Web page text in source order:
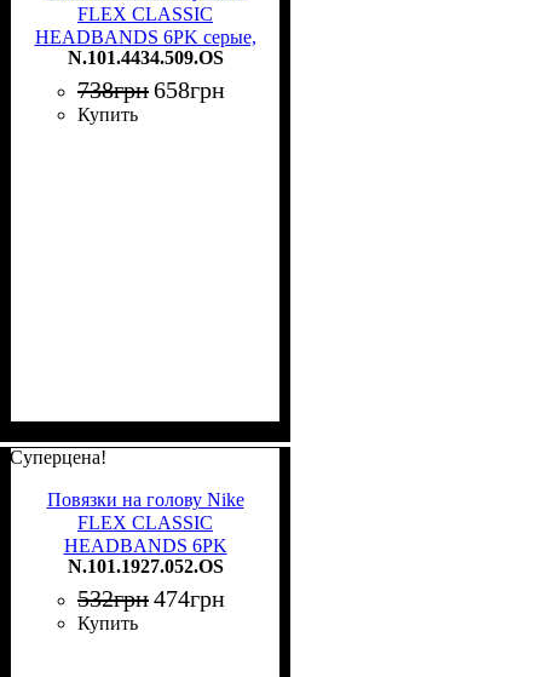
FLEX CLASSIC
HEADBANDS 6PK серые,
черные (6 штук)
N.101.4434.509.OS
N.101.4434.509.OS
738грн658грн
Купить
Суперцена!
Повязки на голову Nike
FLEX CLASSIC
HEADBANDS 6PK
разноцветные (6 штук)
N.101.1927.052.OS
N.101.1927.052.OS
532грн474грн
Купить